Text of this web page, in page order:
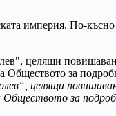
империя. По-
целящи
Обществото за